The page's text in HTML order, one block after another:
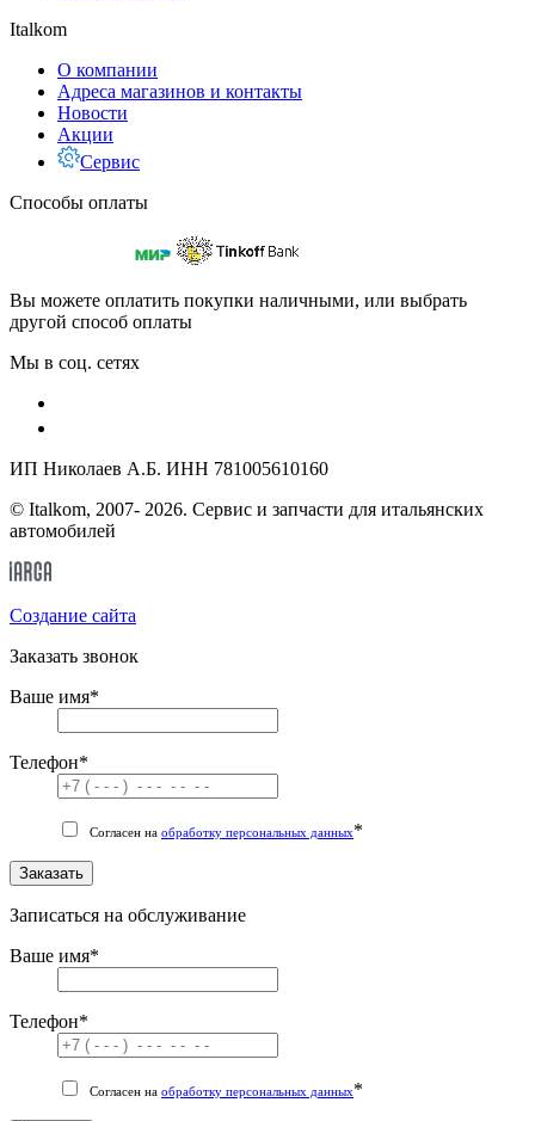
Italkom
О компании
Адреса магазинов и контакты
Новости
Акции
Сервис
Способы оплаты
Вы можете оплатить покупки наличными, или выбрать
другой способ оплаты
Мы в соц. сетях
ИП Николаев А.Б. ИНН 781005610160
© Italkom, 2007- 2026. Сервис и запчасти для итальянских
автомобилей
Cоздание сайта
Заказать звонок
Ваше имя*
Телефон*
Согласен на обработку персональных данных*
Заказать
Записаться на обслуживание
Ваше имя*
Телефон*
Согласен на обработку персональных данных*